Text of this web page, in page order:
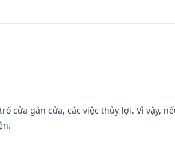
cửa gắn cửa, các việc thủy lợi. Vì vậy,